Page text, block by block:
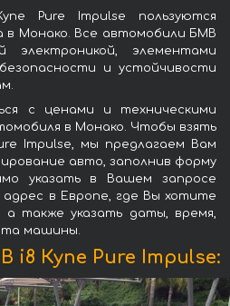
Pure Impulse пользуются
в Монако. Все автомобили БМВ
электроникой, элементами
и устойчивости
с ценами и техническими
в Монако. Чтобы взять
Impulse, мы предлагаем Вам
авто, заполнив форму
указать в Вашем запросе
в Европе, где Вы хотите
а также указать даты, время,
машины.
Купе Pure Impulse: